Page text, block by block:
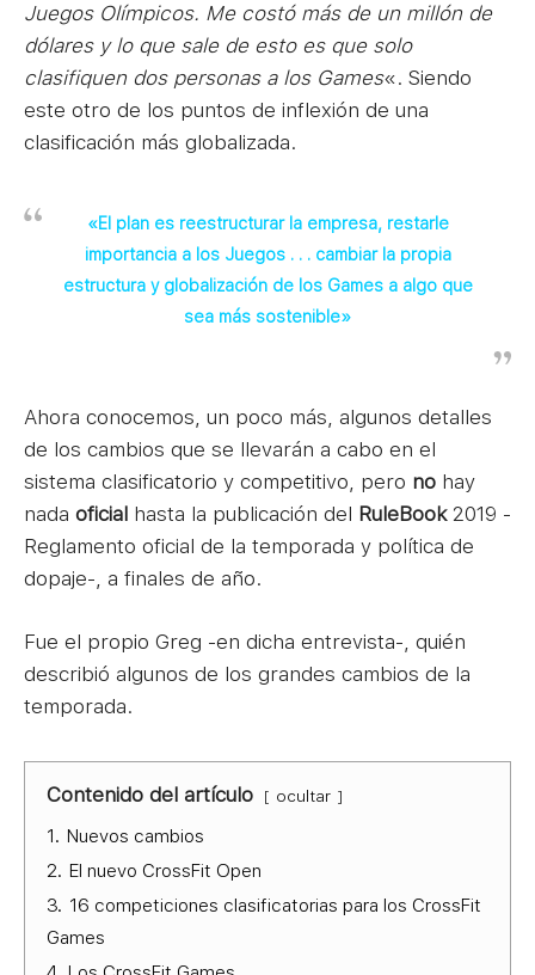
Juegos Olímpicos. Me costó más de un millón de
dólares y lo que sale de esto es que solo
clasifiquen dos personas a los Games«. Siendo
este otro de los puntos de inflexión de una
clasificación más globalizada.
«El plan es reestructurar la empresa, restarle
importancia a los Juegos . . . cambiar la propia
estructura y globalización de los Games a algo que
sea más sostenible»
Ahora conocemos, un poco más, algunos detalles
de los cambios que se llevarán a cabo en el
sistema clasificatorio y competitivo, pero no hay
nada oficial hasta la publicación del RuleBook2019 -
Reglamento oficial de la temporada y política de
dopaje-, a finales de año.
Fue el propio Greg -en dicha entrevista-, quién
describió algunos de los grandes cambios de la
temporada.
Contenido del artículo ocultar
1. Nuevos cambios
2. El nuevo CrossFit Open
3. 16 competiciones clasificatorias para los CrossFit
Games